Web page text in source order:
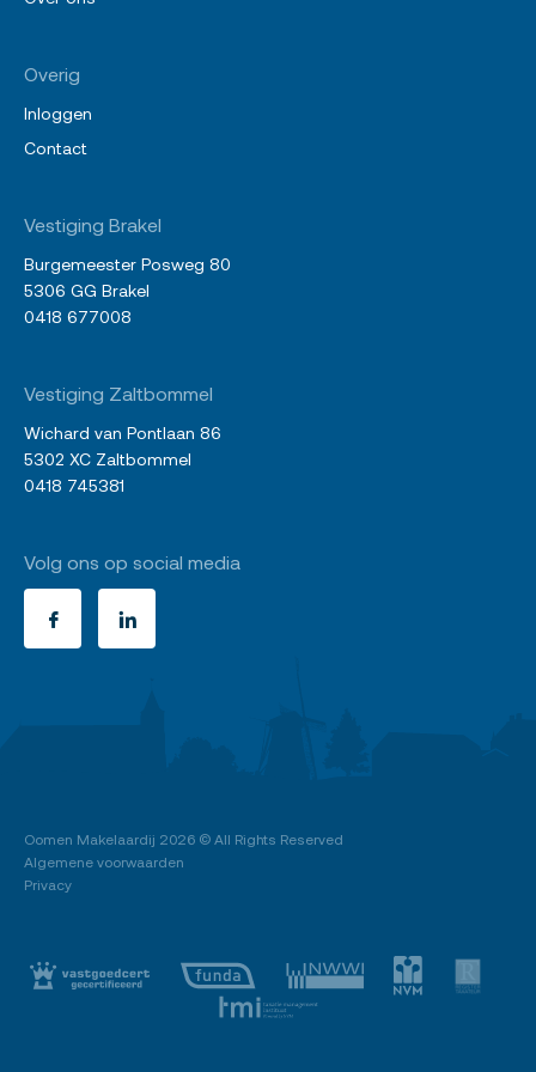
Overig
Inloggen
Contact
Vestiging Brakel
Burgemeester Posweg 80
5306 GG Brakel
0418 677008
Vestiging Zaltbommel
Wichard van Pontlaan 86
5302 XC Zaltbommel
0418 745381
Volg ons op social media
Oomen Makelaardij 2026 © All Rights Reserved
Algemene voorwaarden
Privacy